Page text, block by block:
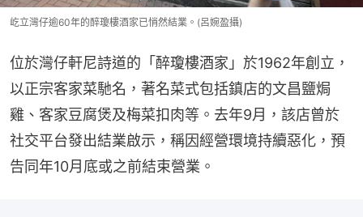
屹立灣仔逾60年的醉瓊樓酒家已悄然結業。(呂婉盈攝)
位於灣仔軒尼詩道的「醉瓊樓酒家」於1962年創立，
以正宗客家菜馳名，著名菜式包括鎮店的文昌鹽焗
雞、客家豆腐煲及梅菜扣肉等。去年9月，該店曾於
社交平台發出結業啟示，稱因經營環境持續惡化，預
告同年10月底或之前結束營業。